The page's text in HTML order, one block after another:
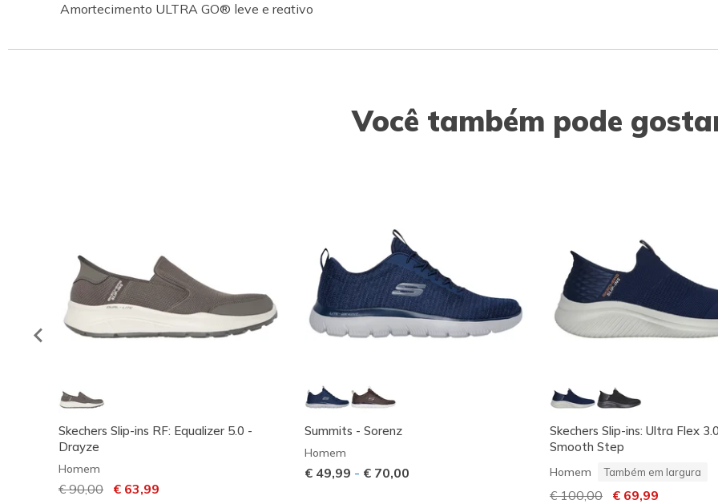
Amortecimento ULTRA GO® leve e reativo
Você também pode
Skechers Slip-ins RF: Equalizer 5.0 -
Drayze
Homem
Preço com desconto de
€ 90,00 para
€ 63,99
Summits - Sorenz
Homem
€ 49,99 - € 70,00
Skechers Slip-ins: Ultra Flex
Smooth Step
Homem Também em largura
Preço com desconto de
€ 100,00 para
€ 69,99